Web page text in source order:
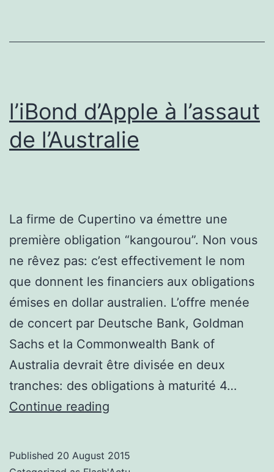
l’iBond d’Apple à l’assaut
de l’Australie
La firme de Cupertino va émettre une
première obligation “kangourou”. Non vous
ne rêvez pas: c’est effectivement le nom
que donnent les financiers aux obligations
émises en dollar australien. L’offre menée
de concert par Deutsche Bank, Goldman
Sachs et la Commonwealth Bank of
Australia devrait être divisée en deux
tranches: des obligations à maturité 4…
Continue reading
l’assaut
Published 20 August 2015